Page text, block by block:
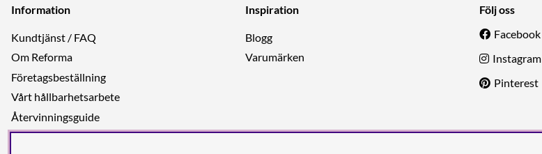
Information
Kundtjänst / FAQ
Om Reforma
Företagsbeställning
Vårt hållbarhetsarbete
Återvinningsguide
Integritetspolicy
Inspiration
Blogg
Varumärken
Följ oss
Facebook
Instagram
Pinterest